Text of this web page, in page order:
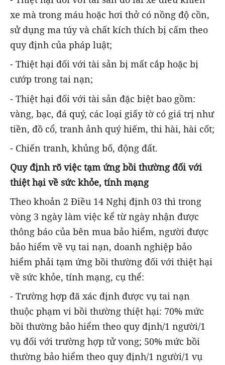
xe mà trong máu hoặc hơi thở có nồng độ cồn,
sử dụng ma túy và chất kích thích bị cấm theo
quy định của pháp luật;
- Thiệt hại đối với tài sản bị mất cắp hoặc bị
cướp trong tai nạn;
- Thiệt hại đối với tài sản đặc biệt bao gồm:
vàng, bạc, đá quý, các loại giấy tờ có giá trị như
tiền, đồ cổ, tranh ảnh quý hiếm, thi hài, hài cốt;
- Chiến tranh, khủng bố, động đất.
Quy định rõ việc tạm ứng bồi thường đối với
thiệt hại về sức khỏe, tính mạng
Theo khoản 2 Điều 14 Nghị định 03 thì trong
vòng 3 ngày làm việc kể từ ngày nhận được
thông báo của bên mua bảo hiểm, người được
bảo hiểm về vụ tai nạn, doanh nghiệp bảo
hiểm phải tạm ứng bồi thường đối với thiệt hại
về sức khỏe, tính mạng, cụ thể:
- Trường hợp đã xác định được vụ tai nạn
thuộc phạm vi bồi thường thiệt hại: 70% mức
bồi thường bảo hiểm theo quy định/1 người/1
vụ đối với trường hợp tử vong; 50% mức bồi
thường bảo hiểm theo quy định/1 người/1 vụ